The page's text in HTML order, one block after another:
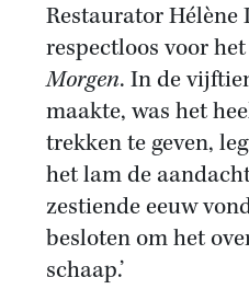
Restaurator Hélène
respectloos voor
Morgen. In de
maakte, was het
trekken te geven,
het lam de
zestiende eeuw
besloten om het
schaap.’